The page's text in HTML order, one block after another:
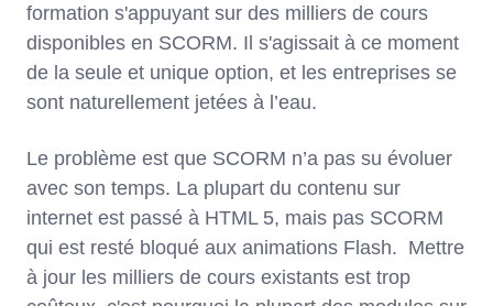
formation s'appuyant sur des milliers de cours
disponibles en SCORM. Il s'agissait à ce moment
de la seule et unique option, et les entreprises se
sont naturellement jetées à l’eau.
Le problème est que SCORM n’a pas su évoluer
avec son temps. La plupart du contenu sur
internet est passé à HTML 5, mais pas SCORM
qui est resté bloqué aux animations Flash. Mettre
à jour les milliers de cours existants est trop